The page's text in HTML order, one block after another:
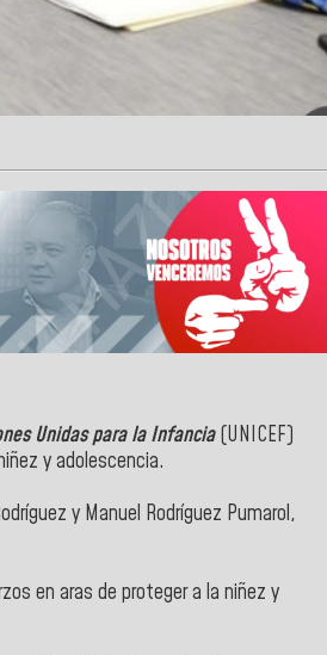
Unidas para la Infancia(UNICEF)
y adolescencia.
y Manuel Rodríguez Pumarol,
en aras de proteger a la niñez y